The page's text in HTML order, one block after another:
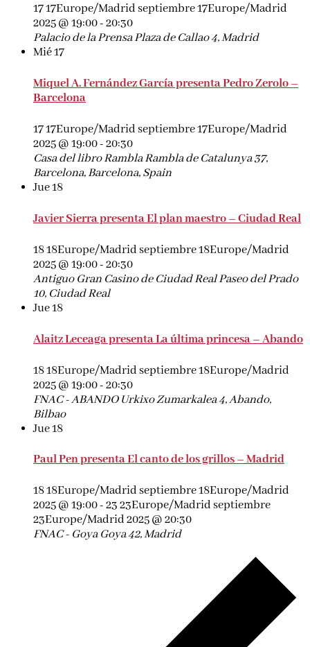
17 17Europe/Madrid septiembre 17Europe/Madrid
2025 @ 19:00-20:30
Palacio de la PrensaPlaza de Callao 4, Madrid
Mié17
Miquel A. Fernández García presenta Pedro Zerolo –
Barcelona
17 17Europe/Madrid septiembre 17Europe/Madrid
2025 @ 19:00-20:30
Casa del libro RamblaRambla de Catalunya 37,
Barcelona, Barcelona, Spain
Jue18
Javier Sierra presenta El plan maestro – Ciudad Real
18 18Europe/Madrid septiembre 18Europe/Madrid
2025 @ 19:00-20:30
Antiguo Gran Casino de Ciudad RealPaseo del Prado
10, Ciudad Real
Jue18
Alaitz Leceaga presenta La última princesa – Abando
18 18Europe/Madrid septiembre 18Europe/Madrid
2025 @ 19:00-20:30
FNAC - ABANDOUrkixo Zumarkalea 4, Abando,
Bilbao
Jue18
Paul Pen presenta El canto de los grillos – Madrid
18 18Europe/Madrid septiembre 18Europe/Madrid
2025 @ 19:00-23 23Europe/Madrid septiembre
23Europe/Madrid 2025 @ 20:30
FNAC - GoyaGoya 42, Madrid